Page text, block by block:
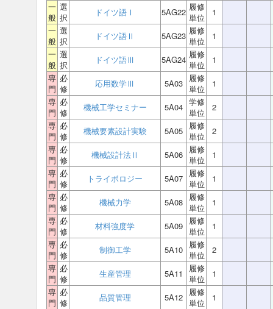
一
般
選
択
ドイツ語Ⅰ 5AG22 履修
単位
1
一
般
選
択
ドイツ語Ⅱ 5AG23 履修
単位
1
一
般
選
択
ドイツ語Ⅲ 5AG24 履修
単位
1
専
門
必
修
応用数学Ⅲ 5A03 履修
単位
1
専
門
必
修
機械工学セミナー 5A04 学修
単位
2
専
門
必
修
機械要素設計実験 5A05 履修
単位
2
専
門
必
修
機械設計法Ⅱ 5A06 履修
単位
1
専
門
必
修
トライボロジー 5A07 履修
単位
1
専
門
必
修
機械力学 5A08 履修
単位
1
専
門
必
修
材料強度学 5A09 履修
単位
1
専
門
必
修
制御工学 5A10 履修
単位
2
専
門
必
修
生産管理 5A11
履修
単位
1
専
門
必
修
品質管理 5A12 履修
単位
1